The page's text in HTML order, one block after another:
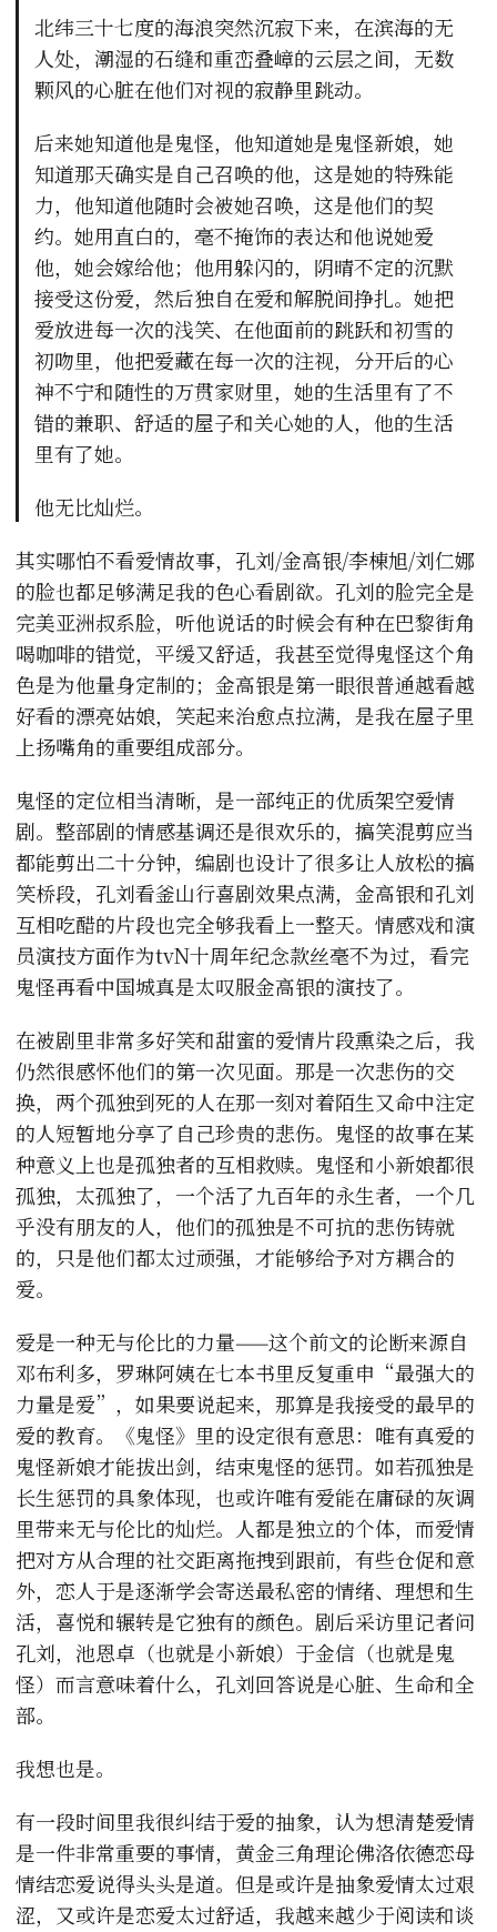
北纬三十七度的海浪突然沉寂下来，在滨海的无
人处，潮湿的石缝和重峦叠嶂的云层之间，无数
颗风的心脏在他们对视的寂静里跳动。
后来她知道他是鬼怪，他知道她是鬼怪新娘，她
知道那天确实是自己召唤的他，这是她的特殊能
力，他知道他随时会被她召唤，这是他们的契
约。她用直白的，毫不掩饰的表达和他说她爱
他，她会嫁给他；他用躲闪的，阴晴不定的沉默
接受这份爱，然后独自在爱和解脱间挣扎。她把
爱放进每一次的浅笑、在他面前的跳跃和初雪的
初吻里，他把爱藏在每一次的注视，分开后的心
神不宁和随性的万贯家财里，她的生活里有了不
错的兼职、舒适的屋子和关心她的人，他的生活
里有了她。
他无比灿烂。
其实哪怕不看爱情故事，孔刘/金高银/李棟旭/刘仁娜
的脸也都足够满足我的色心看剧欲。孔刘的脸完全是
完美亚洲叔系脸，听他说话的时候会有种在巴黎街角
喝咖啡的错觉，平缓又舒适，我甚至觉得鬼怪这个角
色是为他量身定制的；金高银是第一眼很普通越看越
好看的漂亮姑娘，笑起来治愈点拉满，是我在屋子里
上扬嘴角的重要组成部分。
鬼怪的定位相当清晰，是一部纯正的优质架空爱情
剧。整部剧的情感基调还是很欢乐的，搞笑混剪应当
都能剪出二十分钟，编剧也设计了很多让人放松的搞
笑桥段，孔刘看釜山行喜剧效果点满，金高银和孔刘
互相吃醋的片段也完全够我看上一整天。情感戏和演
员演技方面作为tvN十周年纪念款丝毫不为过，看完
鬼怪再看中国城真是太叹服金高银的演技了。
在被剧里非常多好笑和甜蜜的爱情片段熏染之后，我
仍然很感怀他们的第一次见面。那是一次悲伤的交
换，两个孤独到死的人在那一刻对着陌生又命中注定
的人短暂地分享了自己珍贵的悲伤。鬼怪的故事在某
种意义上也是孤独者的互相救赎。鬼怪和小新娘都很
孤独，太孤独了，一个活了九百年的永生者，一个几
乎没有朋友的人，他们的孤独是不可抗的悲伤铸就
的，只是他们都太过顽强，才能够给予对方耦合的
爱。
爱是一种无与伦比的力量——这个前文的论断来源自
邓布利多，罗琳阿姨在七本书里反复重申“最强大的
力量是爱”，如果要说起来，那算是我接受的最早的
爱的教育。《鬼怪》里的设定很有意思：唯有真爱的
鬼怪新娘才能拔出剑，结束鬼怪的惩罚。如若孤独是
长生惩罚的具象体现，也或许唯有爱能在庸碌的灰调
里带来无与伦比的灿烂。人都是独立的个体，而爱情
把对方从合理的社交距离拖拽到跟前，有些仓促和意
外，恋人于是逐渐学会寄送最私密的情绪、理想和生
活，喜悦和辗转是它独有的颜色。剧后采访里记者问
孔刘，池恩卓（也就是小新娘）于金信（也就是鬼
怪）而言意味着什么，孔刘回答说是心脏、生命和全
部。
我想也是。
有一段时间里我很纠结于爱的抽象，认为想清楚爱情
是一件非常重要的事情，黄金三角理论佛洛依德恋母
情结恋爱说得头头是道。但是或许是抽象爱情太过艰
涩，又或许是恋爱太过舒适，我越来越少于阅读和谈